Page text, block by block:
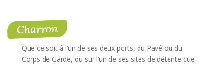
Charron
Que ce soit à l’un de ses deux ports, du Pavé ou du
Corps de Garde, ou sur l’un de ses sites de détente que